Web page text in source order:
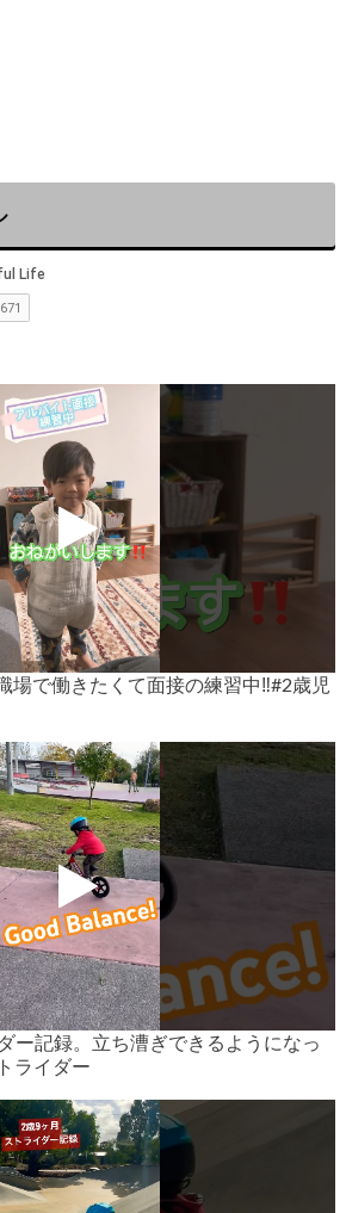
場で働きたくて面接の練習中‼️#2歳児
ー記録。立ち漕ぎできるようになっ
ライダー